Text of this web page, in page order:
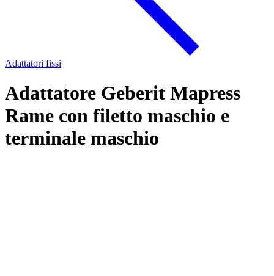
Adattatori fissi
Adattatore Geberit Mapress
Rame con filetto maschio e
terminale maschio